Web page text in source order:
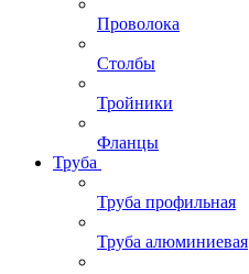
Проволока
Столбы
Тройники
Фланцы
Труба
Труба профильная
Труба алюминиевая